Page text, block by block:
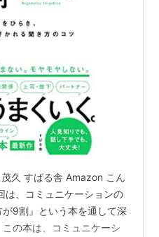
久 すばる舎 Amazon こん
は、コミュニケーションの
9割』という本を通して深
の本は、コミュニケーシ